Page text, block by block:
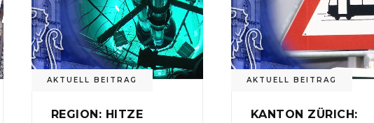
AKTUELL BEITRAG
REGION: HITZE
AKTUELL BEITRAG
KANTON ZÜRICH: